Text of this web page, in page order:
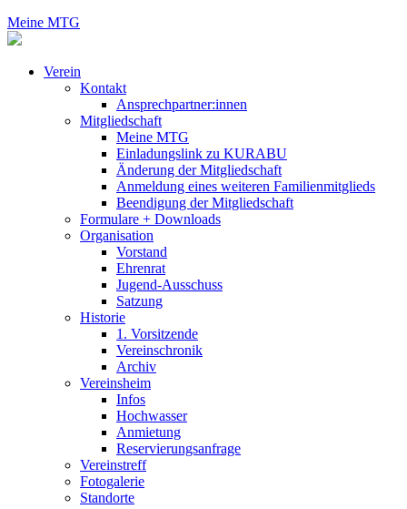
Meine MTG
Verein
Kontakt
Ansprechpartner:innen
Mitgliedschaft
Meine MTG
Einladungslink zu KURABU
Änderung der Mitgliedschaft
Anmeldung eines weiteren Familienmitglieds
Beendigung der Mitgliedschaft
Formulare + Downloads
Organisation
Vorstand
Ehrenrat
Jugend-Ausschuss
Satzung
Historie
1. Vorsitzende
Vereinschronik
Archiv
Vereinsheim
Infos
Hochwasser
Anmietung
Reservierungsanfrage
Vereinstreff
Fotogalerie
Standorte